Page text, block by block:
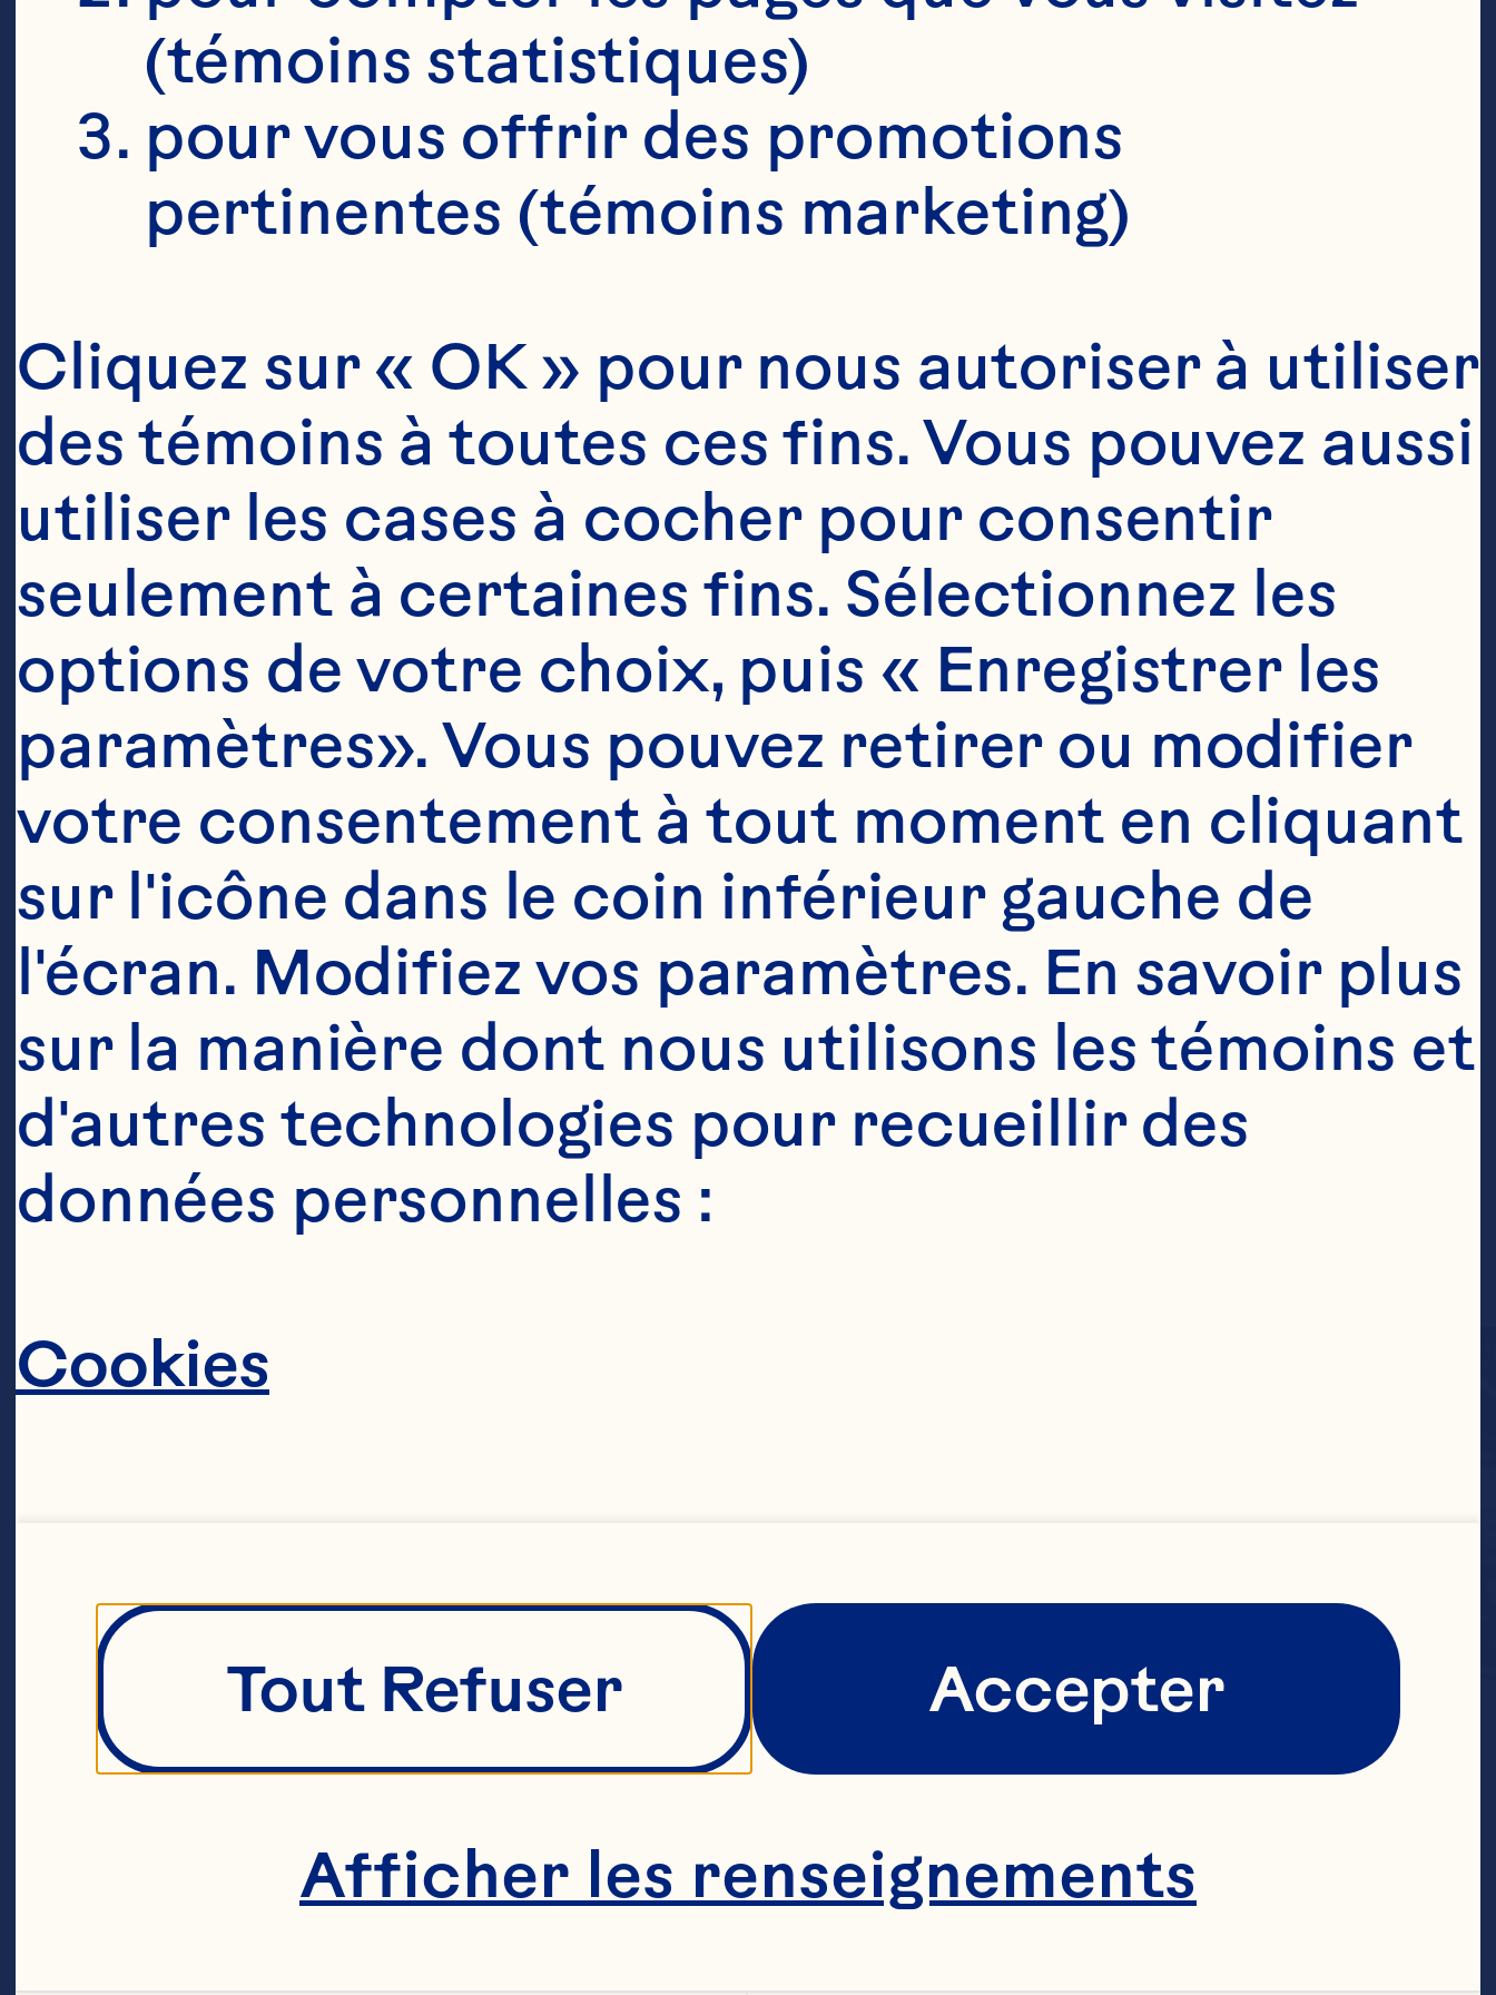
Savourez le goût frais et
vivifiant du
(témoins statistiques)
pour vous offrir des promotions
pertinentes (témoins marketing)
Cliquez sur « OK » pour nous autoriser à utiliser
des témoins à toutes ces fins. Vous pouvez aussi
utiliser les cases à cocher pour consentir
seulement à certaines fins. Sélectionnez les
options de votre choix, puis « Enregistrer les
paramètres». Vous pouvez retirer ou modifier
votre consentement à tout moment en cliquant
sur l'icône dans le coin inférieur gauche de
l'écran. Modifiez vos paramètres. En savoir plus
sur la manière dont nous utilisons les témoins et
d'autres technologies pour recueillir des
données personnelles :
Cookies
Tout Refuser Accepter
Afficher les renseignements